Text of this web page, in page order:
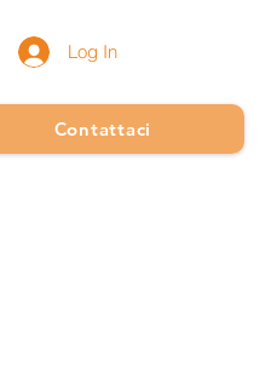
Log In
Contattaci